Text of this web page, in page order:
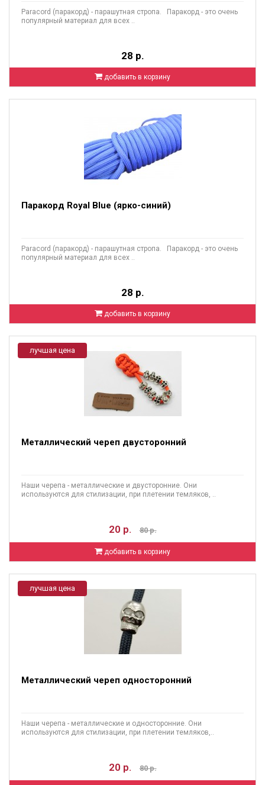
Paracord (паракорд) - парашутная стропа. Паракорд - это очень
популярный материал для всех ..
28 р.
добавить в корзину
Паракорд Royal Blue (ярко-синий)
Paracord (паракорд) - парашутная стропа. Паракорд - это очень
популярный материал для всех ..
28 р.
добавить в корзину
лучшая цена
Металлический череп двусторонний
Наши черепа - металлические и двусторонние. Они
используются для стилизации, при плетении темляков, ..
20 р. 80 р.
добавить в корзину
лучшая цена
Металлический череп односторонний
Наши черепа - металлические и односторонние. Они
используются для стилизации, при плетении темляков,..
20 р. 80 р.